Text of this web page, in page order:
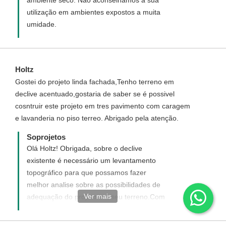
utilização em ambientes expostos a muita
umidade.
Holtz
Gostei do projeto linda fachada,Tenho terreno em
declive acentuado,gostaria de saber se é possivel
cosntruir este projeto em tres pavimento com caragem
e lavanderia no piso terreo. Abrigado pela atenção.
Soprojetos
Olá Holtz! Obrigada, sobre o declive
existente é necessário um levantamento
topográfico para que possamos fazer
melhor analise sobre as possibilidades de
adequação do projeto em seu terreno.Com
pavimento depende muito do calculo
Ver mais